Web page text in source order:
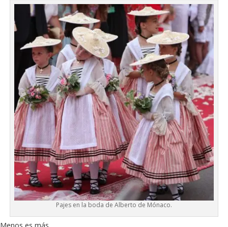
Pajes en la boda de Alberto de Mónaco.